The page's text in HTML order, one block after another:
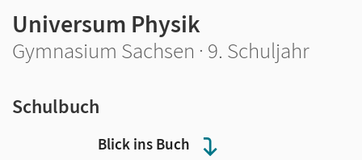
Blick ins Buch
Universum Physik
Gymnasium Sachsen · 9. Schuljahr
Schulbuch